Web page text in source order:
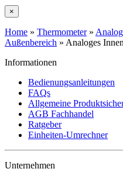
×
Home » Thermometer»
Außenbereich » Analoges
Informationen
Bedienungsanleitungen
FAQs
Allgemeine
AGB Fachhandel
Ratgeber
Einheiten-Umrechner
Unternehmen